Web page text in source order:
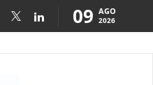
09 AGO
2026